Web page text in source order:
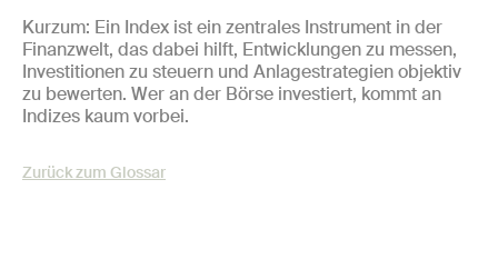
Kurzum: Ein Index ist ein zentrales Instrument in der
Finanzwelt, das dabei hilft, Entwicklungen zu messen,
Investitionen zu steuern und Anlagestrategien objektiv
zu bewerten. Wer an der Börse investiert, kommt an
Indizes kaum vorbei.
Zurück zum Glossar